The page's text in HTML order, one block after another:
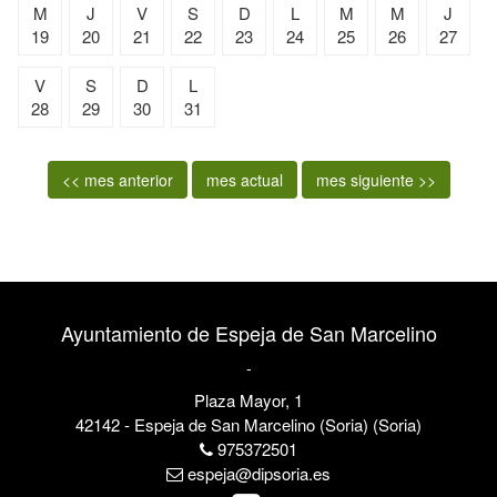
M
19
J
20
V
21
S
22
D
23
L
24
M
25
M
26
J
27
V
28
S
29
D
30
L
31
<< mes anterior mes actual mes siguiente >>
Ayuntamiento de Espeja de San Marcelino
-
Plaza Mayor, 1
42142 - Espeja de San Marcelino (Soria) (Soria)
975372501
espeja@dipsoria.es